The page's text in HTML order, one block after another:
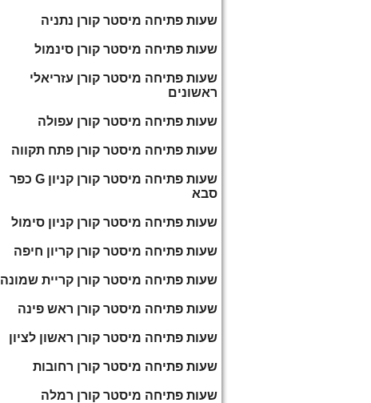
שעות פתיחה מיסטר קורן נתניה
שעות פתיחה מיסטר קורן סינמול
שעות פתיחה מיסטר קורן עזריאלי
ראשונים
שעות פתיחה מיסטר קורן עפולה
שעות פתיחה מיסטר קורן פתח תקווה
שעות פתיחה מיסטר קורן קניון G כפר
סבא
שעות פתיחה מיסטר קורן קניון סימול
שעות פתיחה מיסטר קורן קריון חיפה
שעות פתיחה מיסטר קורן קריית שמונה
שעות פתיחה מיסטר קורן ראש פינה
שעות פתיחה מיסטר קורן ראשון לציון
שעות פתיחה מיסטר קורן רחובות
שעות פתיחה מיסטר קורן רמלה